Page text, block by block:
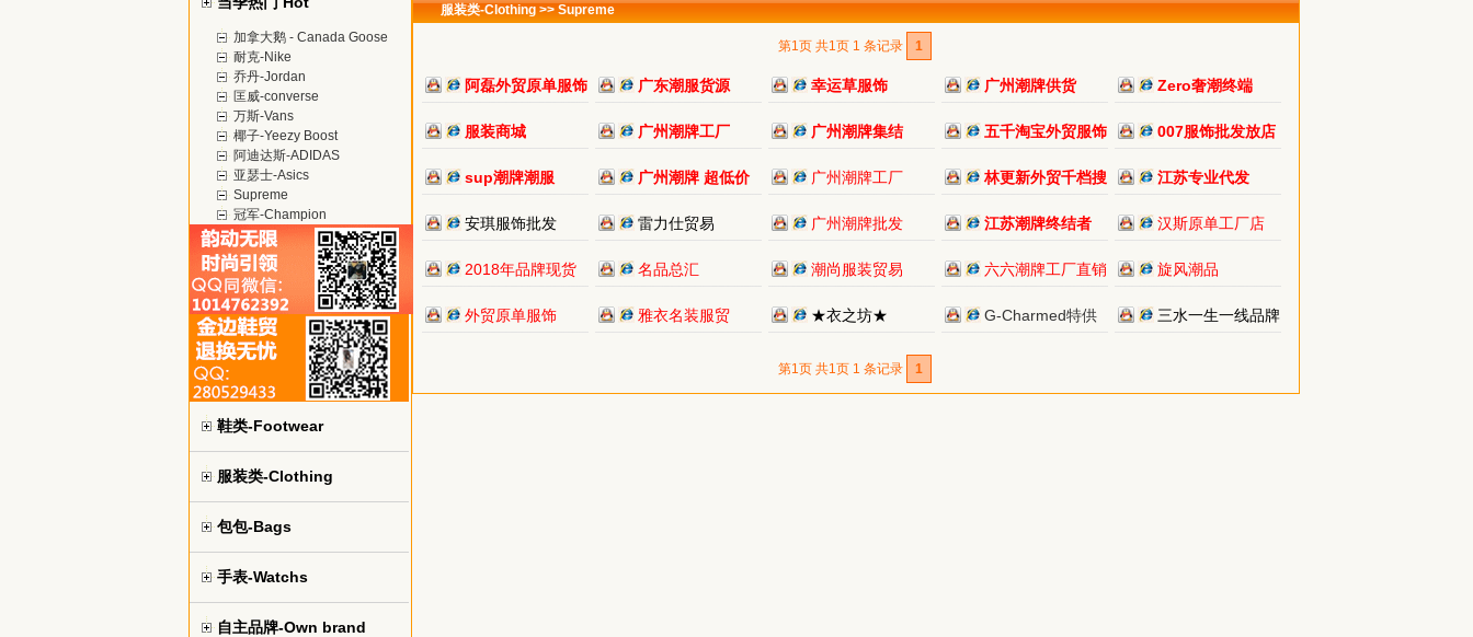
加拿大鹅 - Canada Goose
耐克-Nike
乔丹-Jordan
匡威-converse
万斯-Vans
椰子-Yeezy Boost
阿迪达斯-ADIDAS
亚瑟士-Asics
Supreme
冠军-Champion
鞋类-Footwear
服装类-Clothing
包包-Bags
手表-Watchs
自主品牌-Own brand
服装类-Clothing >> Supreme
第1页 共1页 1 条记录 1
阿磊外贸原单服饰 广东潮服货源 幸运草服饰 广州潮牌供货 Zero奢潮终端
服装商城 广州潮牌工厂 广州潮牌集结 五千淘宝外贸服饰 007服饰批发放店
sup潮牌潮服 广州潮牌 超低价 广州潮牌工厂 林更新外贸千档搜 江苏专业代发
安琪服饰批发 雷力仕贸易 广州潮牌批发 江苏潮牌终结者 汉斯原单工厂店
2018年品牌现货 名品总汇 潮尚服装贸易 六六潮牌工厂直销 旋风潮品
外贸原单服饰 雅衣名装服贸 ★衣之坊★ G-Charmed特供 三水一生一线品牌
第1页 共1页 1 条记录 1